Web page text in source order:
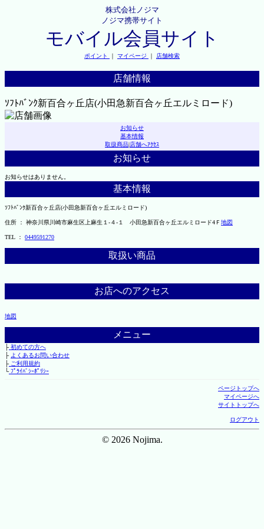
株式会社ノジマ
ノジマ携帯サイト
モバイル会員サイト
ポイント ｜ マイページ ｜ 店舗検索
店舗情報
ｿﾌﾄﾊﾞﾝｸ新百合ヶ丘店(小田急新百合ヶ丘エルミロード)
お知らせ
基本情報
取扱商品|店舗へｱｸｾｽ
お知らせ
お知らせはありません。
基本情報
ｿﾌﾄﾊﾞﾝｸ新百合ヶ丘店(小田急新百合ヶ丘エルミロード)
住所 ： 神奈川県川崎市麻生区上麻生１-４-１ 小田急新百合ヶ丘エルミロード4Ｆ 地図
TEL ： 0449591270
取扱い商品
お店へのアクセス
地図
メニュー
├初めての方へ
├ よくあるお問い合わせ
├ご利用規約
└ﾌﾟﾗｲﾊﾞｼｰﾎﾟﾘｼｰ
ページトップへ
マイページへ
サイトトップへ
ログアウト
© 2026 Nojima.